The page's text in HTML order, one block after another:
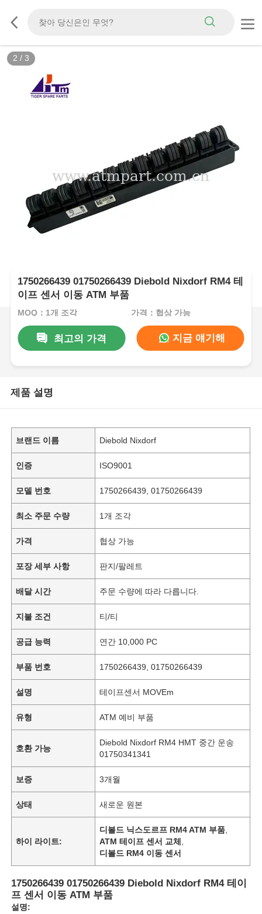
2 / 3
1750266439 01750266439 Diebold Nixdorf RM4 테
이프 센서 이동 ATM 부품
MOQ：1개 조각 가격：협상 가능
최고의 가격 지금 얘기해
제품 설명
브랜드 이름 Diebold Nixdorf
인증 ISO9001
모델 번호 1750266439, 01750266439
최소 주문 수량 1개 조각
가격 협상 가능
포장 세부 사항 판지/팔레트
배달 시간 주문 수량에 따라 다릅니다.
지불 조건 티/티
공급 능력 연간 10,000 PC
부품 번호 1750266439, 01750266439
설명 테이프센서 MOVEm
유형 ATM 예비 부품
호환 가능
Diebold Nixdorf RM4 HMT 중간 운송
01750341341
보증 3개월
상태 새로운 원본
하이 라이트:
디볼드 닉스도르프 RM4 ATM 부품
ATM 테이프 센서 교체
디볼드 RM4 이동 센서
1750266439 01750266439 Diebold Nixdorf RM4 테이
프 센서 이동 ATM 부품
설명: